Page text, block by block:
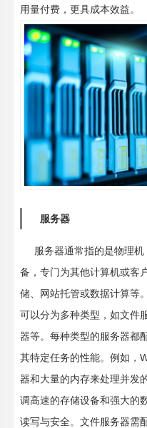
用量付费，更具成本效益。
服务器
服务器通常指的是物理
备，专门为其他计算机或客
储、网站托管或数据计算等
可以分为多种类型，如文件
器等。每种类型的服务器都
其特定任务的性能。例如，
器和大量的内存来处理并发
调高速的存储设备和强大的
读写与安全。文件服务器需